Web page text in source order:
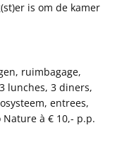
is om de kamer
ruimbagage,
lunches, 3 diners,
entrees,
à € 10,- p.p.